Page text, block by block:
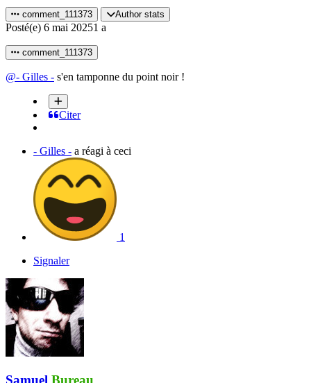
comment_111373 Author stats
Posté(e) 6 mai 20251 a
comment_111373
@- Gilles - s'en tamponne du point noir !
Citer
- Gilles - a réagi à ceci
1
Signaler
Samuel Bureau